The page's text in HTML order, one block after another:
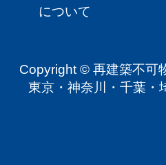
について
Copyright © 再建築不可
東京・神奈川・千葉・